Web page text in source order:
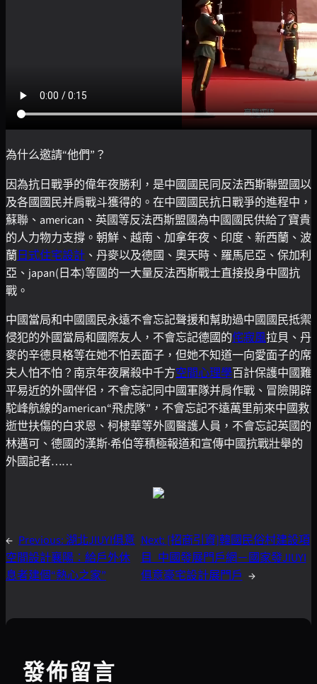
為什么邀請“他們”？
因為抗日戰爭的偉年夜勝利，是中國國民同反法西斯聯盟國以
及各國國民并肩戰斗獲得的。在中國國民抗日戰爭的進程中，
蘇聯、american、英國等反法西斯盟國為中國國民供給了寶貴
的人力物力支撐。朝鮮、越南、加拿年夜、印度、新西蘭、波
蘭日式住宅設計 、丹麥以及德國、奧天時、羅馬尼亞、保加利
亞、japan(日本)等國的一大量反法西斯戰士直接投身中國抗
戰。
中國當局和中國國民永遠不會忘記聲援和幫助過中國國民抵禦
侵犯的外國當局和國際友人，不會忘記德國的侘寂風拉貝、丹
麥的辛德貝格等在她不怕丟面子，但她不知道一向愛面子的席
夫人怕不怕？南京年夜屠殺中千方空間心理學百計保護中國難
平易近的外國伴侶，不會忘記同中國軍隊并肩作戰、冒險開辟
駝峰航線的american“飛虎隊”，不會忘記不遠萬里前來中國救
逝世扶傷的白求恩、柯棣華等外國醫護人員，不會忘記英國的
林邁可、德國的漢斯·希伯等積極報道和宣傳中國抗戰壯舉的
外國記者……
← Previous: 湖北JIUYI俱意
空間設計襄陽：給戶外休
息者建個“熱心之家”
Next: [招商引資]韓國民俗村建設項
目_中國發展門戶網－國家發JIUYI
俱意豪宅設計展門戶 →
發佈留言